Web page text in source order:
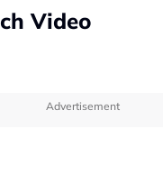
Video
Advertisement